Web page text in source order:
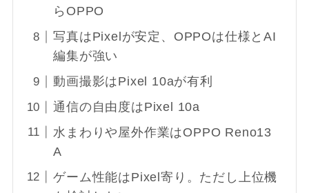
らOPPO
写真はPixelが安定、OPPOは仕様とAI
編集が強い
動画撮影はPixel 10aが有利
通信の自由度はPixel 10a
水まわりや屋外作業はOPPO Reno13
A
ゲーム性能はPixel寄り。ただし上位機